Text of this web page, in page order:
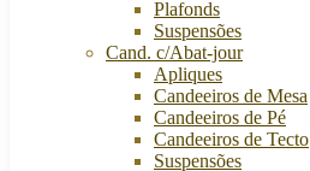
Plafonds
Suspensões
Cand. c/Abat-jour
Apliques
Candeeiros de Mesa
Candeeiros de Pé
Candeeiros de Tecto
Suspensões